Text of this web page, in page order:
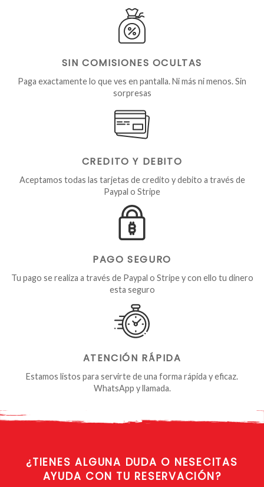
SIN COMISIONES OCULTAS
Paga exactamente lo que ves en pantalla. Ni más ni menos. Sin
sorpresas
CREDITO Y DEBITO
Aceptamos todas las tarjetas de credito y debito a través de
Paypal o Stripe
PAGO SEGURO
Tu pago se realiza a través de Paypal o Stripe y con ello tu dinero
esta seguro
ATENCIÓN RÁPIDA
Estamos listos para servirte de una forma rápida y eficaz.
WhatsApp y llamada.
¿TIENES ALGUNA DUDA O NESECITAS
AYUDA CON TU RESERVACIÓN?